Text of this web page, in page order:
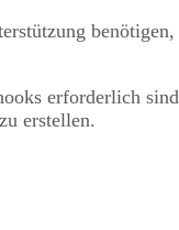
erforderlich
erstellen.